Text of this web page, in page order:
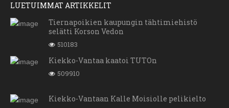
LUETUIMMAT ARTIKKELIT
Tiernapoikien kaupungin tähtimiehistö
selätti Korson Vedon
510183
Kiekko-Vantaa kaatoi TUTOn
509910
Kiekko-Vantaan Kalle Moisiolle pelikielto